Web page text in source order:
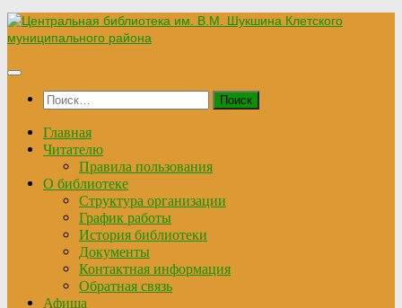
Перейти
к
Найти:
Главная
Читателю
Правила пользования
О библиотеке
Структура организации
График работы
История библиотеки
Документы
Контактная информация
Обратная связь
Афиша